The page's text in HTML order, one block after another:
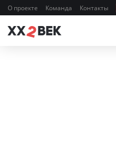
О проекте Команда Контакты